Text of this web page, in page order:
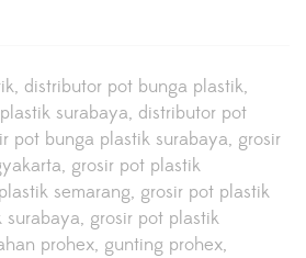
distributor pot bunga plastik
surabaya distributor pot
pot bunga plastik surabaya grosir
grosir pot plastik
semarang grosir pot plastik
surabaya grosir pot plastik
prohex gunting prohex